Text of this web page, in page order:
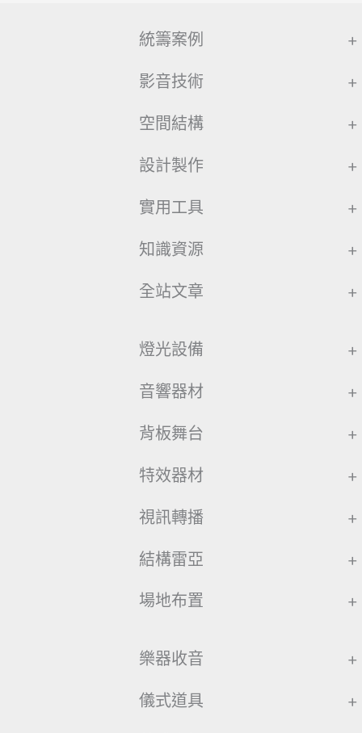
統籌案例 +
影音技術 +
空間結構 +
設計製作 +
實用工具 +
知識資源 +
全站文章 +
燈光設備 +
音響器材 +
背板舞台 +
特效器材 +
視訊轉播 +
結構雷亞 +
場地布置 +
樂器收音 +
儀式道具 +